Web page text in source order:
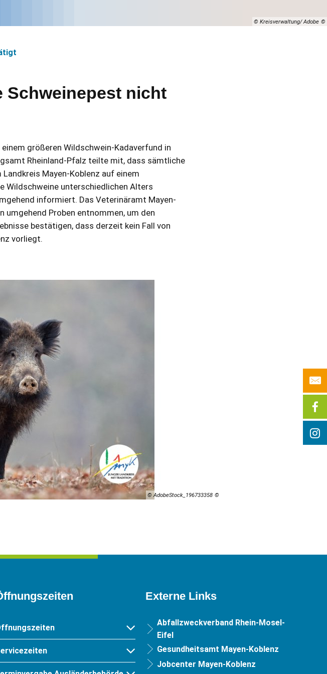
© Kreisverwaltung/ Adobe
Schweinepest nicht
größeren Wildschwein-Kadaverfund in
Rheinland-Pfalz teilte mit, dass sämtliche
Mayen-Koblenz auf einem
Wildschweine unterschiedlichen Alters
informiert. Das Veterinäramt Mayen-
umgehend Proben entnommen, um den
bestätigen, dass derzeit kein Fall von
vorliegt.
© AdobeStock_196733358
Externe Links
Abfallzweckverband Rhein-Mosel-
Eifel
Gesundheitsamt Mayen-Koblenz
Jobcenter Mayen-Koblenz